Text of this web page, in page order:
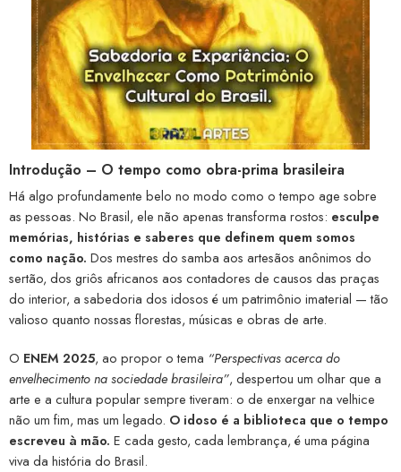
Introdução – O tempo como obra-prima brasileira
Há algo profundamente belo no modo como o tempo age sobre
as pessoas. No Brasil, ele não apenas transforma rostos: esculpe
memórias, histórias e saberes que definem quem somos
como nação. Dos mestres do samba aos artesãos anônimos do
sertão, dos griôs africanos aos contadores de causos das praças
do interior, a sabedoria dos idosos é um patrimônio imaterial — tão
valioso quanto nossas florestas, músicas e obras de arte.
O ENEM 2025, ao propor o tema “Perspectivas acerca do
envelhecimento na sociedade brasileira”, despertou um olhar que a
arte e a cultura popular sempre tiveram: o de enxergar na velhice
não um fim, mas um legado. O idoso é a biblioteca que o tempo
escreveu à mão. E cada gesto, cada lembrança, é uma página
viva da história do Brasil.